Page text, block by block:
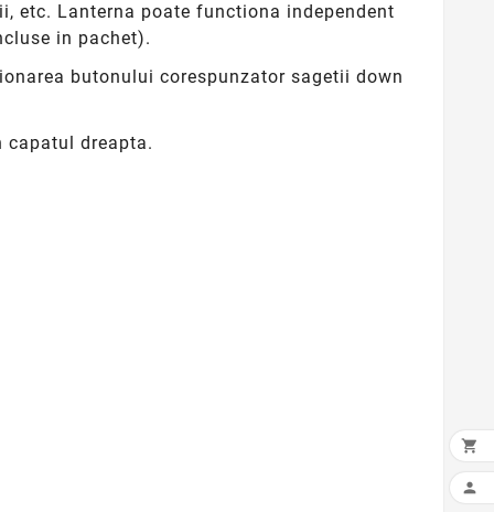
etc. Lanterna poate functiona independent
in pachet).
butonului corespunzator sagetii down
capatul dreapta.

